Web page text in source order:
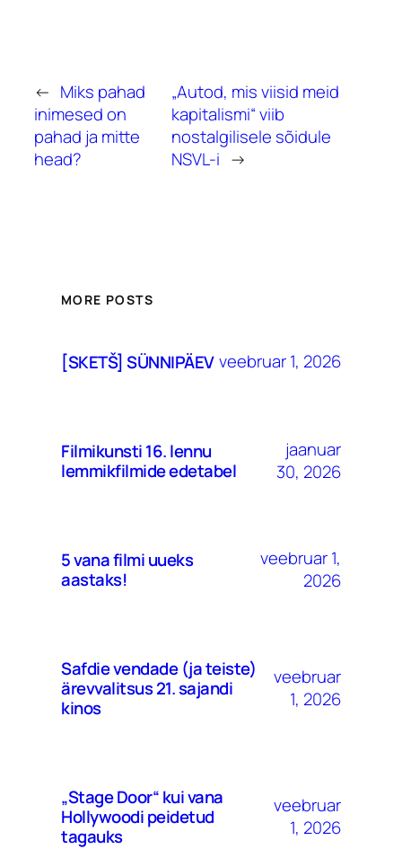
← Miks pahad
inimesed on
pahad ja mitte
head?
„Autod, mis viisid meid
kapitalismi“ viib
nostalgilisele sõidule
NSVL-i →
MORE POSTS
[SKETŠ] SÜNNIPÄEV veebruar 1, 2026
Filmikunsti 16. lennu
lemmikfilmide edetabel
jaanuar
30, 2026
5 vana filmi uueks
aastaks!
veebruar 1,
2026
Safdie vendade (ja teiste)
ärevvalitsus 21. sajandi
kinos
veebruar
1, 2026
„Stage Door“ kui vana
Hollywoodi peidetud
tagauks
veebruar
1, 2026